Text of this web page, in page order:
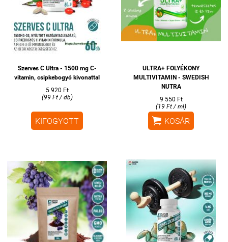
Szerves C Ultra - 1500 mg C-
vitamin, csipkebogyó kivonattal
5 920 Ft
(99 Ft / db)
KIFOGYOTT
ULTRA+ FOLYÉKONY
MULTIVITAMIN - SWEDISH
NUTRA
9 550 Ft
(19 Ft / ml)
 KOSÁR